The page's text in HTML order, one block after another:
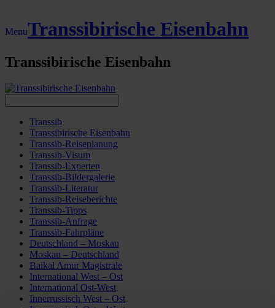
MenuTranssibirische Eisenbahn
Transsibirische Eisenbahn
Transsib
Transsibirische Eisenbahn
Transsib-Reiseplanung
Transsib-Visum
Transsib-Experten
Transsib-Bildergalerie
Transsib-Literatur
Transsib-Reiseberichte
Transsib-Tipps
Transsib-Anfrage
Transsib-Fahrpläne
Deutschland – Moskau
Moskau – Deutschland
Baikal Amur Magistrale
International West – Ost
International Ost-West
Innerrussisch West – Ost